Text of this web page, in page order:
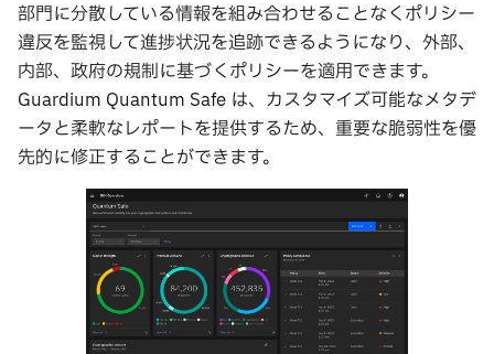
部門に分散している情報を組み合わせることなくポリシー
違反を監視して進捗状況を追跡できるようになり、外部、
内部、政府の規制に基づくポリシーを適用できます。
Guardium Quantum Safe は、カスタマイズ可能なメタデ
ータと柔軟なレポートを提供するため、重要な脆弱性を優
先的に修正することができます。